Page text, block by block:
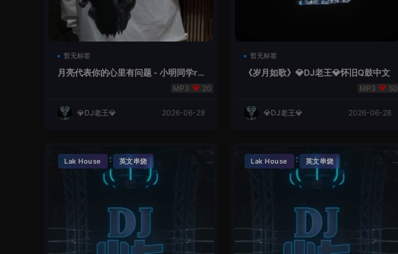
暂无标签
月亮代表你的心里有问题 - 小明同学re
20
💎DJ老王💎 2026-06-28
暂无标签
《岁月如歌》💎DJ老王💎怀旧Q鼓中文
50
💎DJ老王💎 2026-06-28
Lak House · 英文串烧 Lak House · 英文串烧